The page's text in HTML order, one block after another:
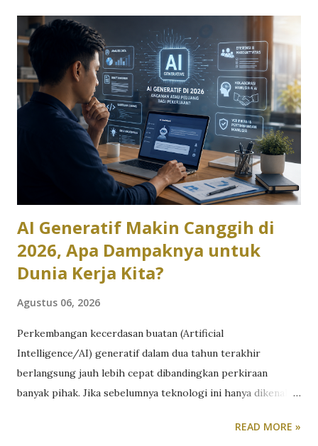
AI Generatif Makin Canggih di
2026, Apa Dampaknya untuk
Dunia Kerja Kita?
Agustus 06, 2026
Perkembangan kecerdasan buatan (Artificial
Intelligence/AI) generatif dalam dua tahun terakhir
berlangsung jauh lebih cepat dibandingkan perkiraan
banyak pihak. Jika sebelumnya teknologi ini hanya dikenal
sederhana, atau menghasilkan caption media sosial, kini
READ MORE »